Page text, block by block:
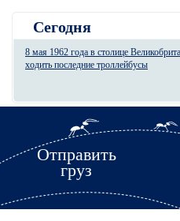
Сегодня
8 мая 1962 года в столице
ходить последние троллейбусы
Отправить
груз